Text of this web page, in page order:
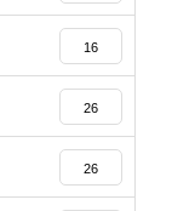
16
26
26